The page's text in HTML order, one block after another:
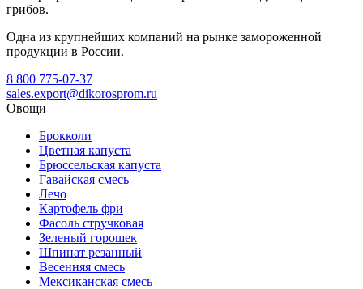
грибов.
Одна из крупнейших компаний на рынке замороженной
продукции в России.
8 800 775-07-37
sales.export@dikorosprom.ru
Овощи
Брокколи
Цветная капуста
Брюссельская капуста
Гавайская смесь
Лечо
Картофель фри
Фасоль стручковая
Зеленый горошек
Шпинат резанный
Весенняя смесь
Мексиканская смесь